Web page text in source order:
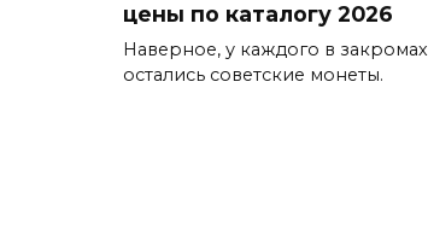
цены по каталогу 2026
Наверное, у каждого в закромах
остались советские монеты.